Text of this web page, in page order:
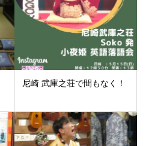
尼崎 武庫之荘で間もなく！